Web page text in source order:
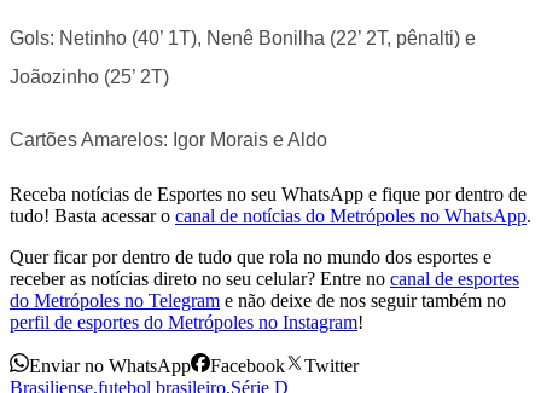
Gols: Netinho (40’ 1T), Nenê Bonilha (22’ 2T, pênalti) e
Joãozinho (25’ 2T)
Cartões Amarelos: Igor Morais e Aldo
Receba notícias de Esportes no seu WhatsApp e fique por dentro de
tudo! Basta acessar o canal de notícias do Metrópoles no WhatsApp.
Quer ficar por dentro de tudo que rola no mundo dos esportes e
receber as notícias direto no seu celular? Entre no canal de esportes
do Metrópoles no Telegram e não deixe de nos seguir também no
perfil de esportes do Metrópoles no Instagram!
Enviar no WhatsApp Facebook
Twitter
Brasiliense,futebol brasileiro,Série D